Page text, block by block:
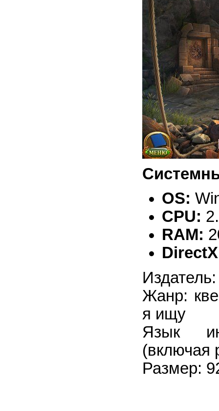
OS:
CPU:
RAM:
Жанр:
я ищу
Язык
(включая
Размер: